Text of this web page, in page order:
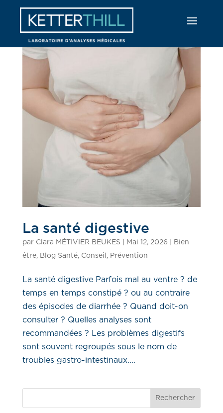
La santé digestive
par Clara MÉTIVIER BEUKES Mai 12, 2026
Bien
être, Blog Santé, Conseil , Prévention
La santé digestive Parfois mal au ventre ? de
temps en temps constipé ? ou au contraire
des épisodes de diarrhée ? Quand doit-on
consulter ? Quelles analyses sont
recommandées ? Les problèmes digestifs
sont souvent regroupés sous le nom de
troubles gastro-intestinaux....
Rechercher